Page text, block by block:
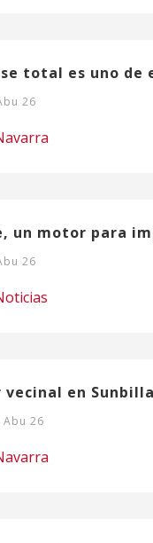
total es uno de
26
un motor para
26
en
Abu 26